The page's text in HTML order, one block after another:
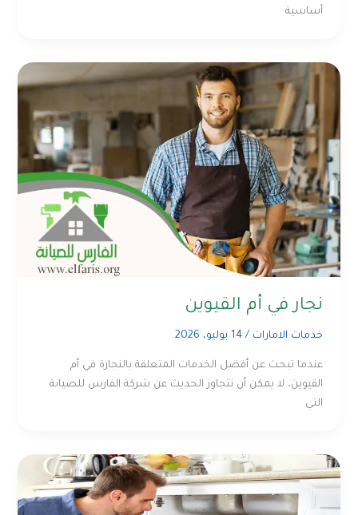
أساسية
نجار في أم القيوين
خدمات الامارات /14 يوليو، 2026
عندما تبحث عن أفضل الخدمات المتعلقة بالنجارة في أم
القيوين، لا يمكن أن نتجاوز الحديث عن شركة الفارس للصيانة
التي